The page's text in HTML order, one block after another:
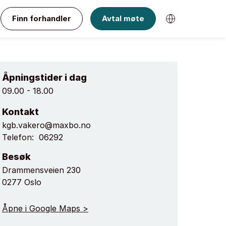
Finn forhandler Avtal møte
Åpningstider i dag
09.00 - 18.00
Kontakt
kgb.vakero@maxbo.no
Telefon: 06292
Besøk
Drammensveien 230
0277 Oslo
Åpne i Google Maps >